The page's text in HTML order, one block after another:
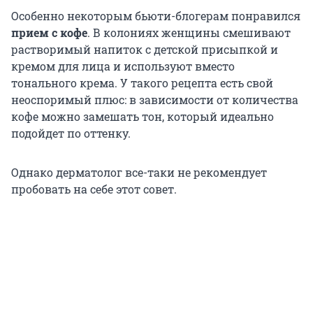
Особенно некоторым бьюти-блогерам понравился
прием с кофе. В колониях женщины смешивают
растворимый напиток с детской присыпкой и
кремом для лица и используют вместо
тонального крема. У такого рецепта есть свой
неоспоримый плюс: в зависимости от количества
кофе можно замешать тон, который идеально
подойдет по оттенку.
Однако дерматолог все-таки не рекомендует
пробовать на себе этот совет.